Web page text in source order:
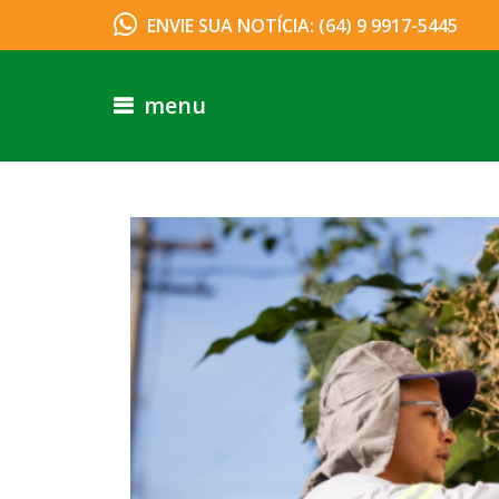
ENVIE SUA NOTÍCIA: (64) 9 9917-5445
menu